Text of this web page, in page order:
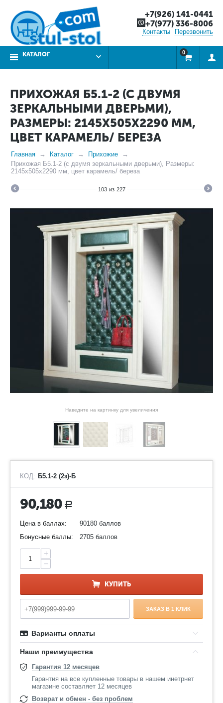
+7(926) 141-0441
+7(977) 336-8006
Контакты Перезвонить
КАТАЛОГ 0
ПРИХОЖАЯ Б5.1-2 (С ДВУМЯ
ЗЕРКАЛЬНЫМИ ДВЕРЬМИ),
РАЗМЕРЫ: 2145Х505Х2290 ММ,
ЦВЕТ КАРАМЕЛЬ/ БЕРЕЗА
Главная Каталог
Прихожие
Прихожая Б5.1-2 (с двумя зеркальными дверьми), Размеры:
2145х505х2290 мм, цвет карамель/ береза
103 из 227
Наведите на картинку для увеличения
КОД: Б5.1-2 (2з)-Б
90,180 Р
Цена в баллах:
90180 баллов
Бонусные баллы:
2705 баллов
+
−
КУПИТЬ
ЗАКАЗ В 1 КЛИК
Варианты оплаты
Наши преимущества
Гарантия 12 месяцев
Гарантия на все купленные товары в нашем инетрнет
магазине составляет 12 месяцев
Возврат и обмен - без проблем